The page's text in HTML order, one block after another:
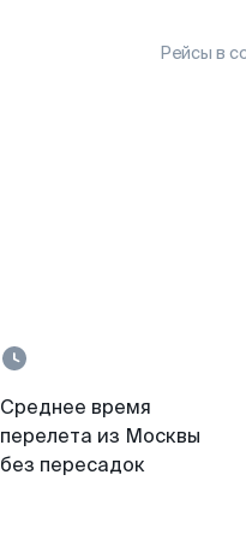
Рейсы в
Среднее время
перелета из Москвы
без пересадок